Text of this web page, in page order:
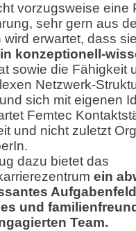
vorzugsweise eine
sehr gern aus
wird erwartet, dass
konzeptionell-
sowie die Fähigkeit
Netzwerk-
sich mit eigenen
Femtec
und nicht zuletzt
dazu bietet das
ein
und
Team.